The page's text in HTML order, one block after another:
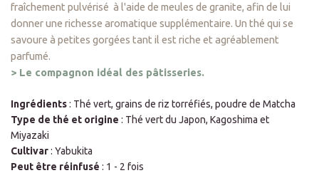
fraîchement pulvérisé à l'aide de meules de granite, afin de lui
donner une richesse aromatique supplémentaire. Un thé qui se
savoure à petites gorgées tant il est riche et agréablement
parfumé.
> Le compagnon idéal des pâtisseries.
Ingrédients: Thé vert, grains de riz torréfiés, poudre de Matcha
Type de thé et origine : Thé vert du Japon, Kagoshima et
Miyazaki
Cultivar: Yabukita
Peut être réinfusé : 1 - 2 fois